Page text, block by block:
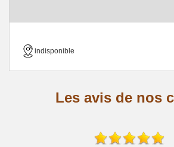
indisponible
Les avis de nos